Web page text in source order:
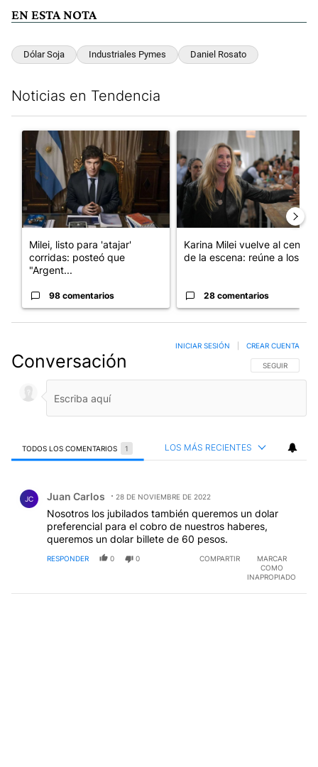
EN ESTA NOTA
Dólar Soja Industriales Pymes Daniel Rosato
Noticias en Tendencia
Un artículo de tendencia con el título "Milei, listo para 'atajar'
Milei, listo para 'atajar'
corridas: posteó que
"Argent...
98 comentarios
Un artículo de tendencia
Karina Milei vuelve al centro
de la escena: reúne a los...
28 comentarios
Conversación SIGA ESTA
SEGUIR
INICIAR SESIÓN CREAR CUENTA
TODOS LOS COMENTARIOS 1 LOS MÁS RECIENTES
JC Juan Carlos 28 DE NOVIEMBRE DE 2022
Nosotros los jubilados también queremos un dolar
preferencial para el cobro de nuestros haberes,
queremos un dolar billete de 60 pesos.
RESPONDER 0 0 COMPARTIR
MARCAR
COMO
INAPROPIADO